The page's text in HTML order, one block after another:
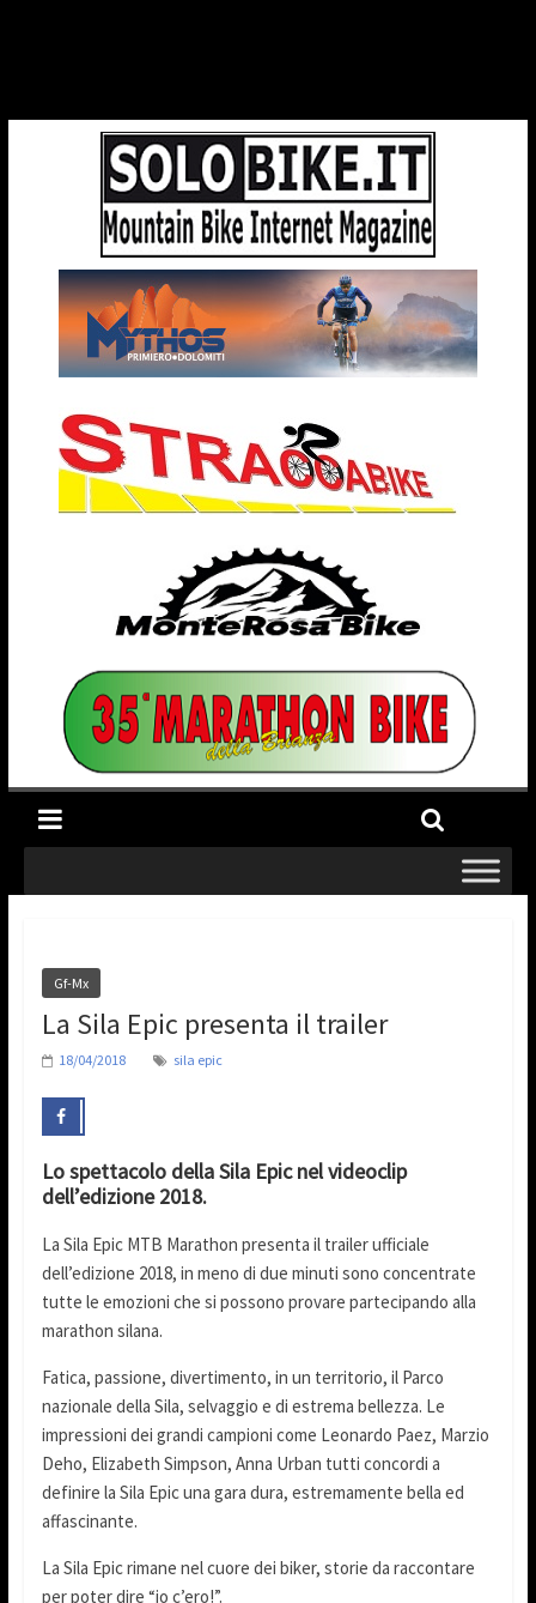
Gf-Mx
La Sila Epic presenta il trailer
18/04/2018 sila epic
Lo spettacolo della Sila Epic nel videoclip
dell’edizione 2018.
La Sila Epic MTB Marathon presenta il trailer ufficiale
dell’edizione 2018, in meno di due minuti sono concentrate
tutte le emozioni che si possono provare partecipando alla
marathon silana.
Fatica, passione, divertimento, in un territorio, il Parco
nazionale della Sila, selvaggio e di estrema bellezza. Le
impressioni dei grandi campioni come Leonardo Paez, Marzio
Deho, Elizabeth Simpson, Anna Urban tutti concordi a
definire la Sila Epic una gara dura, estremamente bella ed
affascinante.
La Sila Epic rimane nel cuore dei biker, storie da raccontare
per poter dire “io c’ero!”.